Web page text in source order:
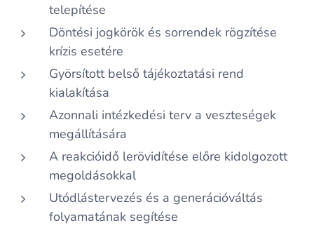
telepítése
Döntési jogkörök és sorrendek rögzítése
krízis esetére
Györsított belső tájékoztatási rend
kialakítása
Azonnali intézkedési terv a veszteségek
megállítására
A reakcióidő lerövidítése előre kidolgozott
megoldásokkal
Utódlástervezés és a generációváltás
folyamatának segítése